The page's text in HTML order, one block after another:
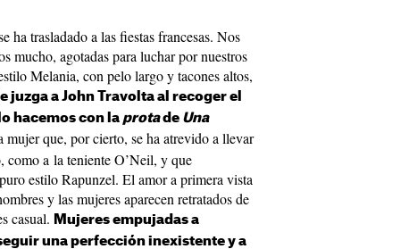
ha trasladado a las fiestas francesas. Nos
mucho, agotadas para luchar por nuestros
Melania, con pelo largo y tacones altos,
juzga a John Travolta al recoger el
hacemos con la protade Una
mujer que, por cierto, se ha atrevido a llevar
como a la teniente O’Neil, y que
estilo Rapunzel. El amor a primera vista
y las mujeres aparecen retratados de
casual. Mujeres empujadas a
una perfección inexistente y a